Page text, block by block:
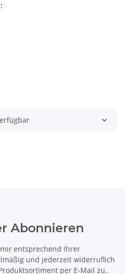
Abonnieren
entsprechend Ihrer
und jederzeit widerruflich
per E-Mail zu.